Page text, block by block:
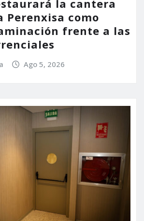
la cantera
Perenxisa como
frente a las
Ago 5, 2026